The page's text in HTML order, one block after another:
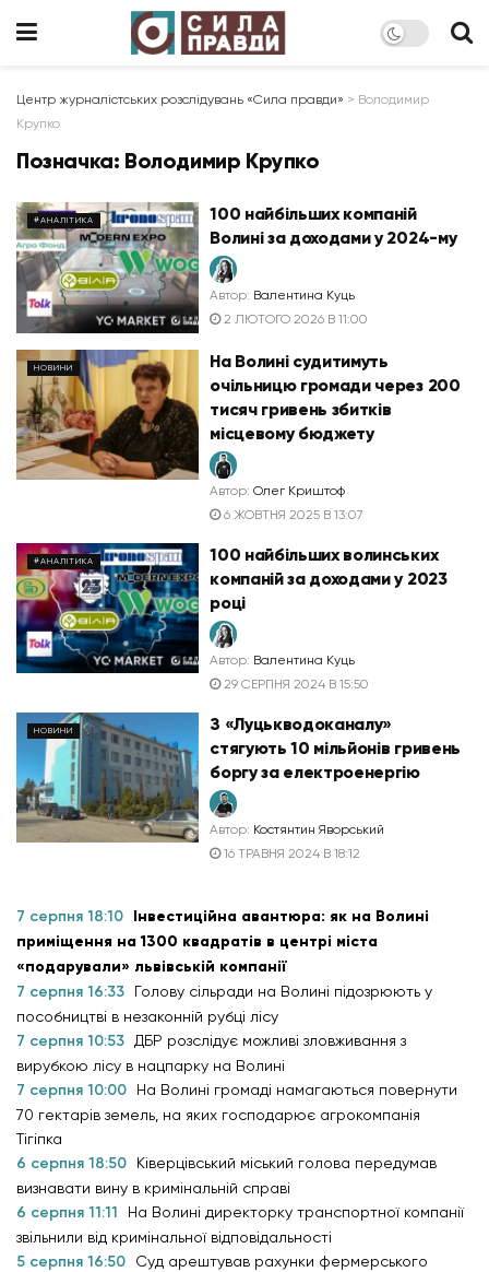
Центр журналістських розслідувань «Сила правди» > Володимир
Крупко
Позначка: Володимир Крупко
#АНАЛІТИКА
100 найбільших компаній
Волині за доходами у 2024-му
Автор: Валентина Куць
2 ЛЮТОГО 2026 В 11:00
НОВИНИ
На Волині судитимуть
очільницю громади через 200
тисяч гривень збитків
місцевому бюджету
Автор: Олег Криштоф
6 ЖОВТНЯ 2025 В 13:07
#АНАЛІТИКА
100 найбільших волинських
компаній за доходами у 2023
році
Автор: Валентина Куць
29 СЕРПНЯ 2024 В 15:50
НОВИНИ
З «Луцькводоканалу»
стягують 10 мільйонів гривень
боргу за електроенергію
Автор: Костянтин Яворський
16 ТРАВНЯ 2024 В 18:12
7 серпня 18:10 Інвестиційна авантюра: як на Волині
приміщення на 1300 квадратів в центрі міста
«подарували» львівській компанії
7 серпня 16:33
Голову сільради на Волині підозрюють у
пособництві в незаконній рубці лісу
7 серпня 10:53
ДБР розслідує можливі зловживання з
вирубкою лісу в нацпарку на Волині
7 серпня 10:00
На Волині громаді намагаються повернути
70 гектарів земель, на яких господарює агрокомпанія
Тігіпка
6 серпня 18:50
Ківерцівський міський голова передумав
визнавати вину в кримінальній справі
6 серпня 11:11
На Волині директорку транспортної компанії
звільнили від кримінальної відповідальності
5 серпня 16:50
Суд арештував рахунки фермерського